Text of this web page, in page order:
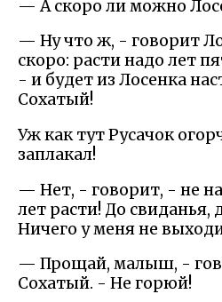
— А скоро ли можно
— Ну что ж, - говорит
скоро: расти надо лет
- и будет из Лосенка
Сохатый!
Уж как тут Русачок
заплакал!
— Нет, - говорит, - не
лет расти! До свиданья,
Ничего у меня не
— Прощай, малыш, -
Сохатый. - Не горюй!